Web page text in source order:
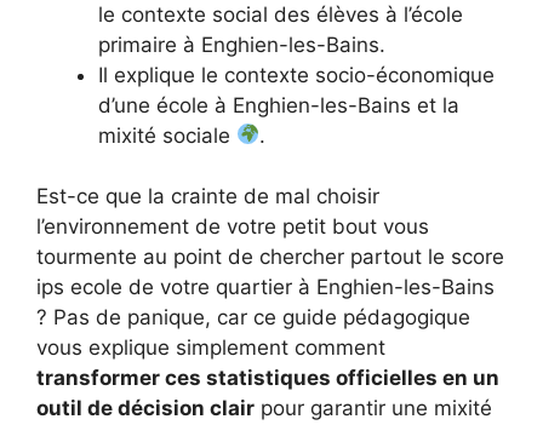
le contexte social des élèves à l’école
primaire à Enghien-les-Bains.
Il explique le contexte socio-économique
d’une école à Enghien-les-Bains et la
mixité sociale
.
Est-ce que la crainte de mal choisir
l’environnement de votre petit bout vous
tourmente au point de chercher partout le score
ips ecole de votre quartier à Enghien-les-Bains
? Pas de panique, car ce guide pédagogique
vous explique simplement comment
transformer ces statistiques officielles en un
outil de décision clair pour garantir une mixité